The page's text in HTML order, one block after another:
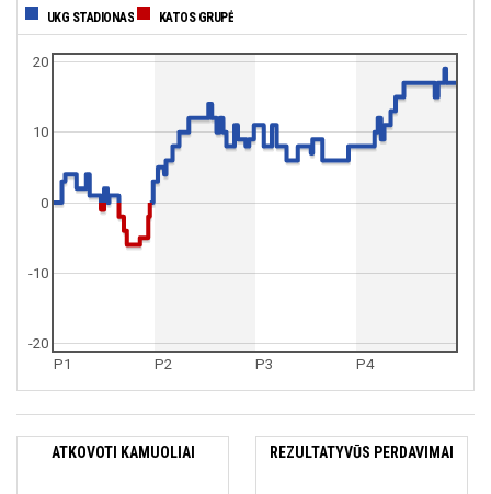
UKG STADIONAS KATOS GRUPĖ
P1 P2 P3 P4
0
10
20
-20
-10
ATKOVOTI KAMUOLIAI REZULTATYVŪS PERDAVIMAI